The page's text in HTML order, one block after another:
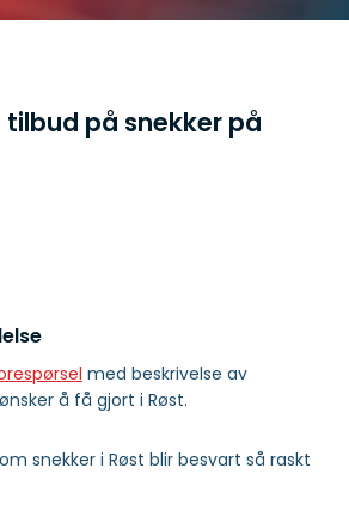
tilbud på snekker på
med beskrivelse av
å få gjort i Røst.
snekker i Røst blir besvart så raskt